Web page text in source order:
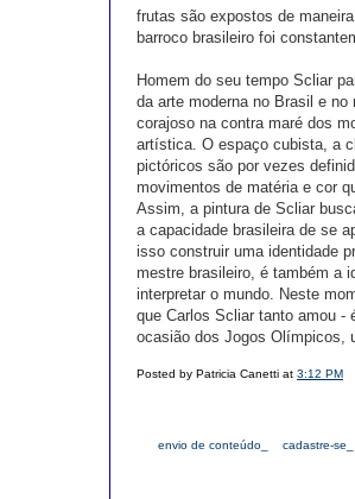
frutas são expostos de
barroco brasileiro foi
Homem do seu tempo Scliar
da arte moderna no Brasil e
corajoso na contra maré dos
artística. O espaço cubista, a
pictóricos são por vezes
movimentos de matéria e cor
Assim, a pintura de Scliar
a capacidade brasileira de se
isso construir uma identidade
mestre brasileiro, é também a
interpretar o mundo. Neste
que Carlos Scliar tanto amou -
ocasião dos Jogos Olímpicos,
Posted by Patricia Canetti at 3:12 PM
envio de conteúdo_ cadastre-se_